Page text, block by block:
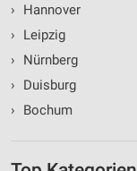
›
Hannover
›
Leipzig
›
Nürnberg
›
Duisburg
›
Bochum